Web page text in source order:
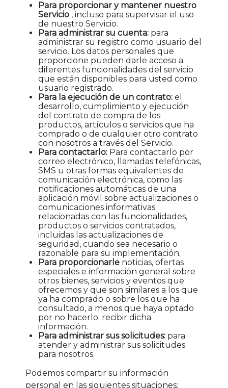
Para proporcionar y mantener nuestro
Servicio , incluso para supervisar el uso
de nuestro Servicio.
Para administrar su cuenta: para
administrar su registro como usuario del
servicio. Los datos personales que
proporcione pueden darle acceso a
diferentes funcionalidades del servicio
que están disponibles para usted como
usuario registrado.
Para la ejecución de un contrato: el
desarrollo, cumplimiento y ejecución
del contrato de compra de los
productos, artículos o servicios que ha
comprado o de cualquier otro contrato
con nosotros a través del Servicio.
Para contactarlo: Para contactarlo por
correo electrónico, llamadas telefónicas,
SMS u otras formas equivalentes de
comunicación electrónica, como las
notificaciones automáticas de una
aplicación móvil sobre actualizaciones o
comunicaciones informativas
relacionadas con las funcionalidades,
productos o servicios contratados,
incluidas las actualizaciones de
seguridad, cuando sea necesario o
razonable para su implementación.
Para proporcionarle noticias, ofertas
especiales e información general sobre
otros bienes, servicios y eventos que
ofrecemos y que son similares a los que
ya ha comprado o sobre los que ha
consultado, a menos que haya optado
por no hacerlo. recibir dicha
información.
Para administrar sus solicitudes: para
atender y administrar sus solicitudes
para nosotros.
Podemos compartir su información
personal en las siguientes situaciones: